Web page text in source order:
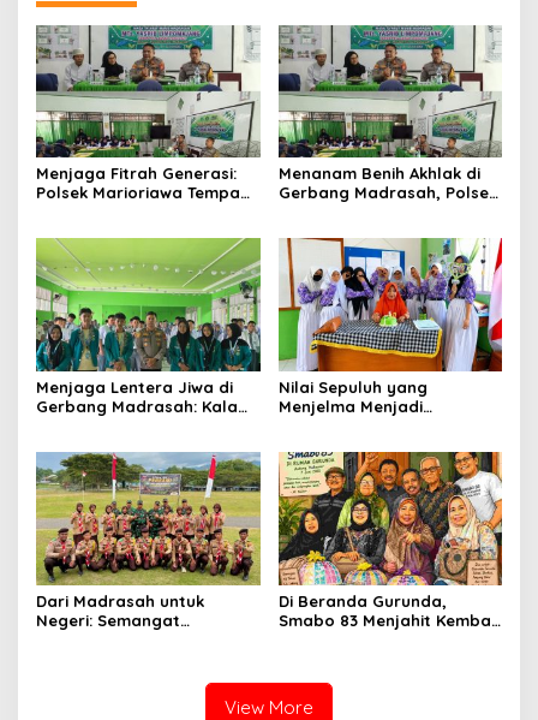
Menjaga Fitrah Generasi:
Polsek Marioriawa Tempa
Menanam Benih Akhlak di
Gerbang Madrasah, Polsek
Berkarakter
Menjaga Lentera Jiwa di
Gerbang Madrasah: Kala
Belawa
Nilai Sepuluh yang
Menjelma Menjadi
Dari Madrasah untuk
Negeri: Semangat
Di Beranda Gurunda,
Smabo 83 Menjahit Kembali
View More